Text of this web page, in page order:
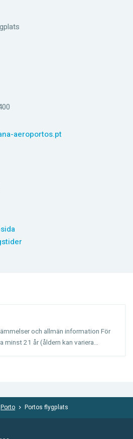
aeroportos.pt
och allmän information För
minst 21 år (åldern kan variera
Porto Portos flygplats